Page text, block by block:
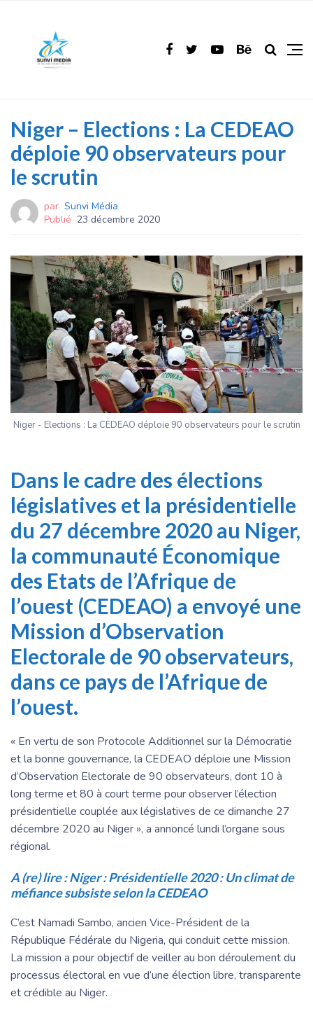
Niger – Elections : La CEDEAO
déploie 90 observateurs pour
le scrutin
par Sunvi Média
Publié 23 décembre 2020
Niger - Elections : La CEDEAO déploie 90 observateurs pour le scrutin
Dans le cadre des élections
législatives et la présidentielle
du 27 décembre 2020 au Niger,
la communauté Économique
des Etats de l’Afrique de
l’ouest (CEDEAO) a envoyé une
Mission d’Observation
Electorale de 90 observateurs,
dans ce pays de l’Afrique de
l’ouest.
« En vertu de son Protocole Additionnel sur la Démocratie
et la bonne gouvernance, la CEDEAO déploie une Mission
d’Observation Electorale de 90 observateurs, dont 10 à
long terme et 80 à court terme pour observer l’élection
présidentielle couplée aux législatives de ce dimanche 27
décembre 2020 au Niger », a annoncé lundi l’organe sous
régional.
A (re) lire :Niger : Présidentielle 2020 : Un climat de
méfiance subsiste selon la CEDEAO
C’est Namadi Sambo, ancien Vice-Président de la
République Fédérale du Nigeria, qui conduit cette mission.
La mission a pour objectif de veiller au bon déroulement du
processus électoral en vue d’une élection libre, transparente
et crédible au Niger.